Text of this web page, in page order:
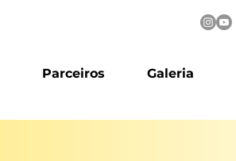
Parceiros Galeria